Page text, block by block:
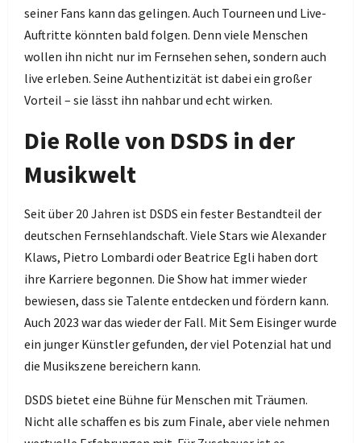
seiner Fans kann das gelingen. Auch Tourneen und Live-
Auftritte könnten bald folgen. Denn viele Menschen
wollen ihn nicht nur im Fernsehen sehen, sondern auch
live erleben. Seine Authentizität ist dabei ein großer
Vorteil – sie lässt ihn nahbar und echt wirken.
Die Rolle von DSDS in der
Musikwelt
Seit über 20 Jahren ist DSDS ein fester Bestandteil der
deutschen Fernsehlandschaft. Viele Stars wie Alexander
Klaws, Pietro Lombardi oder Beatrice Egli haben dort
ihre Karriere begonnen. Die Show hat immer wieder
bewiesen, dass sie Talente entdecken und fördern kann.
Auch 2023 war das wieder der Fall. Mit Sem Eisinger wurde
ein junger Künstler gefunden, der viel Potenzial hat und
die Musikszene bereichern kann.
DSDS bietet eine Bühne für Menschen mit Träumen.
Nicht alle schaffen es bis zum Finale, aber viele nehmen